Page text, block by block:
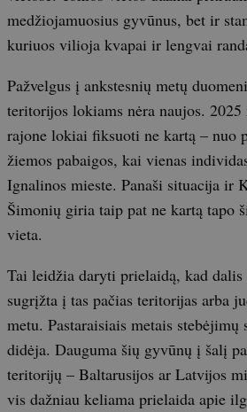
medžiojamuosius gyvūnus, bet ir
kuriuos vilioja kvapai ir lengvai
Pažvelgus į ankstesnių metų
teritorijos lokiams nėra naujos.
rajone lokiai fiksuoti ne kartą – nuo
žiemos pabaigos, kai vienas
Ignalinos mieste. Panaši situacija ir
Šimonių giria taip pat ne kartą tapo
vieta.
Tai leidžia daryti prielaidą, kad
sugrįžta į tas pačias teritorijas arba
metu. Pastaraisiais metais
didėja. Dauguma šių gyvūnų į šalį
teritorijų – Baltarusijos ar Latvijos
vis dažniau keliama prielaida apie